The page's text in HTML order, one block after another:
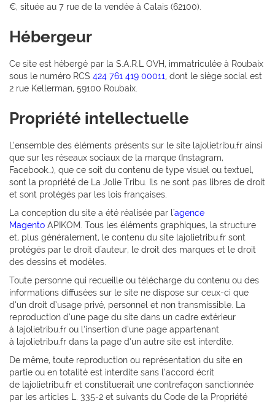
€, située au 7 rue de la vendée à Calais (62100).
Hébergeur
Ce site est hébergé par la S.A.R.L OVH, immatriculée à Roubaix
sous le numéro RCS 424 761 419 00011, dont le siège social est
2 rue Kellerman, 59100 Roubaix.
Propriété intellectuelle
L’ensemble des éléments présents sur le site lajolietribu.fr ainsi
que sur les réseaux sociaux de la marque (Instagram,
Facebook…), que ce soit du contenu de type visuel ou textuel,
sont la propriété de La Jolie Tribu. Ils ne sont pas libres de droit
et sont protégés par les lois françaises.
La conception du site a été réalisée par l'agence
Magento APIKOM. Tous les éléments graphiques, la structure
et, plus généralement, le contenu du site lajolietribu.fr sont
protégés par le droit d'auteur, le droit des marques et le droit
des dessins et modèles.
Toute personne qui recueille ou télécharge du contenu ou des
informations diffusées sur le site ne dispose sur ceux-ci que
d’un droit d’usage privé, personnel et non transmissible. La
reproduction d’une page du site dans un cadre extérieur
à lajolietribu.fr ou l’insertion d’une page appartenant
à lajolietribu.fr dans la page d’un autre site est interdite.
De même, toute reproduction ou représentation du site en
partie ou en totalité est interdite sans l’accord écrit
de lajolietribu.fr et constituerait une contrefaçon sanctionnée
par les articles L. 335-2 et suivants du Code de la Propriété